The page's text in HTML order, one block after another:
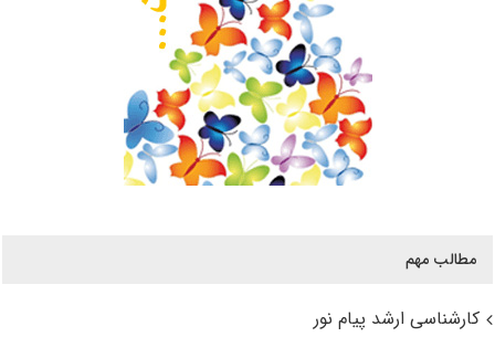
مطالب مهم
کارشناسی ارشد پیام نور